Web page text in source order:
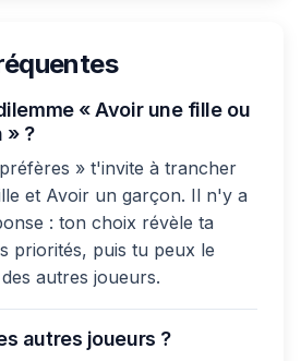
« Avoir une fille ou
» ?
» t'invite à trancher
et Avoir un garçon. Il n'y a
: ton choix révèle ta
priorités, puis tu peux le
autres joueurs.
autres joueurs ?